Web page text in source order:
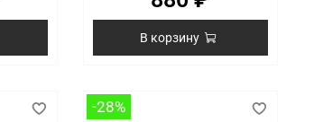
В корзину
-28%